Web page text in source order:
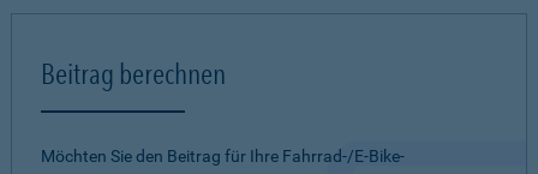
Beitrag berechnen
Möchten Sie den Beitrag für Ihre Fahrrad-/E-Bike-